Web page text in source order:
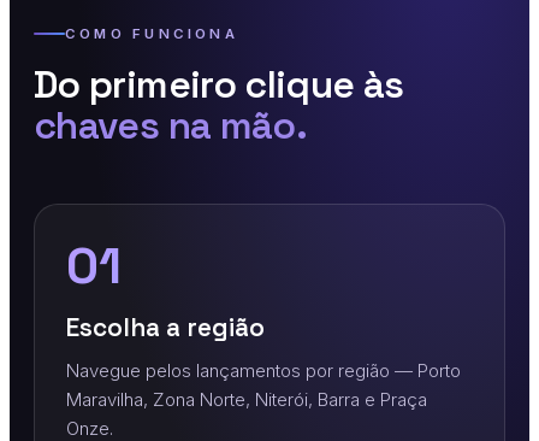
COMO FUNCIONA
Do primeiro clique às
chaves na mão.
01
Escolha a região
Navegue pelos lançamentos por região — Porto
Maravilha, Zona Norte, Niterói, Barra e Praça
Onze.